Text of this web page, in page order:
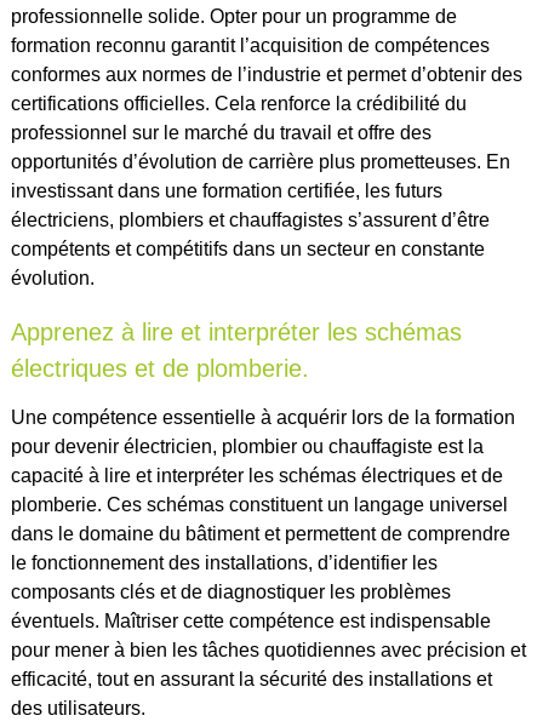
professionnelle solide. Opter pour un programme de
formation reconnu garantit l’acquisition de compétences
conformes aux normes de l’industrie et permet d’obtenir des
certifications officielles. Cela renforce la crédibilité du
professionnel sur le marché du travail et offre des
opportunités d’évolution de carrière plus prometteuses. En
investissant dans une formation certifiée, les futurs
électriciens, plombiers et chauffagistes s’assurent d’être
compétents et compétitifs dans un secteur en constante
évolution.
Apprenez à lire et interpréter les schémas
électriques et de plomberie.
Une compétence essentielle à acquérir lors de la formation
pour devenir électricien, plombier ou chauffagiste est la
capacité à lire et interpréter les schémas électriques et de
plomberie. Ces schémas constituent un langage universel
dans le domaine du bâtiment et permettent de comprendre
le fonctionnement des installations, d’identifier les
composants clés et de diagnostiquer les problèmes
éventuels. Maîtriser cette compétence est indispensable
pour mener à bien les tâches quotidiennes avec précision et
efficacité, tout en assurant la sécurité des installations et
des utilisateurs.